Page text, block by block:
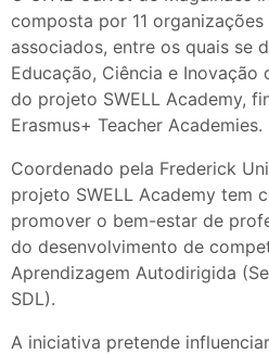
composta por 11
associados, entre os quais se
Educação, Ciência e
do projeto SWELL Academy,
Erasmus+ Teacher Academies.
Coordenado pela Frederick
projeto SWELL Academy tem
promover o bem-estar de
do desenvolvimento de
Aprendizagem Autodirigida
SDL).
A iniciativa pretende